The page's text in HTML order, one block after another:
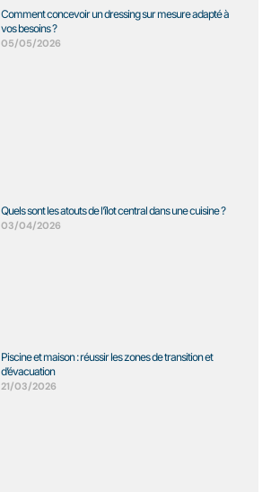
Comment concevoir un dressing sur mesure adapté à
vos besoins ?
05/05/2026
Quels sont les atouts de l’îlot central dans une cuisine ?
03/04/2026
Piscine et maison : réussir les zones de transition et
d’évacuation
21/03/2026